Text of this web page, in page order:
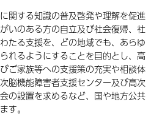
関する知識の普及啓発や理解を促進
いのある方の自立及び社会復帰、社
たる支援を、どの地域でも、あらゆ
れるようにすることを目的とし、高
ご家族等への支援策の充実や相談体
脳機能障害者支援センター及び高次
の設置を求めるなど、国や地方公共
す。